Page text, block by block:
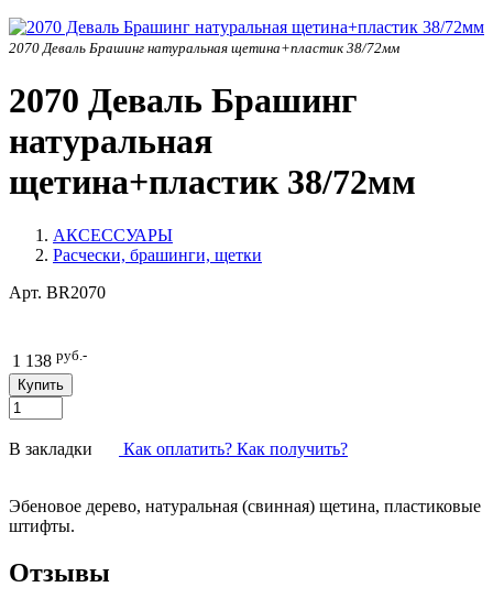
2070 Деваль Брашинг натуральная щетина+пластик 38/72мм
2070 Деваль Брашинг
натуральная
щетина+пластик 38/72мм
АКСЕССУАРЫ
Расчески, брашинги, щетки
Арт. BR2070
1 138 руб.-
В закладки Как оплатить? Как получить?
Эбеновое дерево, натуральная (свинная) щетина, пластиковые
штифты.
Отзывы